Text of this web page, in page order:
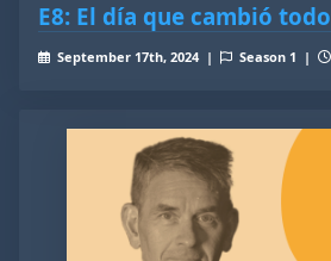
E8: El día que cambió todo
September 17th, 2024 | Season 1 |